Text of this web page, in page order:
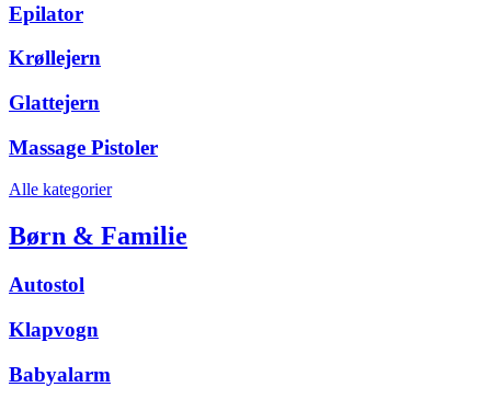
Epilator
Krøllejern
Glattejern
Massage Pistoler
Alle kategorier
Børn & Familie
Autostol
Klapvogn
Babyalarm